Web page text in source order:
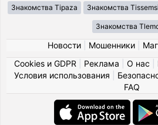
Знакомства Tipaza Знакомства
Знакомства
Новости| Мошенники|
Cookies и GDPR
Реклама О нас
Условия использования
FAQ